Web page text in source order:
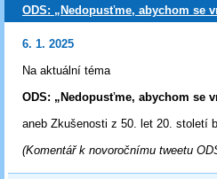
ODS: „Nedopusťme, abychom se
6. 1. 2025
Na aktuální téma
ODS: „Nedopusťme, abychom se
aneb Zkušenosti z 50. let 20. století
(Komentář k novoročnímu tweetu